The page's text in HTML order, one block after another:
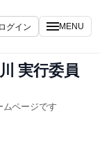
ログイン MENU
実行委員
ページです